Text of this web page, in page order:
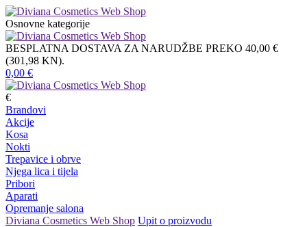
Osnovne kategorije
BESPLATNA DOSTAVA ZA NARUDŽBE PREKO 40,00 €
(301,98 KN).
0,00 €
€
Brandovi
Akcije
Kosa
Nokti
Trepavice i obrve
Njega lica i tijela
Pribori
Aparati
Opremanje salona
Diviana Cosmetics Web Shop Upit o proizvodu